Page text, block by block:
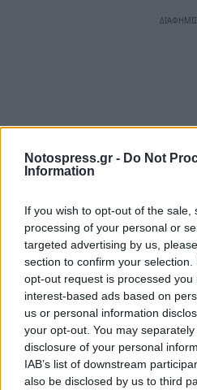
Notospress.gr - Do Not
Information
If you wish to opt-out of the
processing of your personal or
targeted advertising by us,
section to confirm your
opt-out request is processed you
interest-based ads based on
us or personal information
your opt-out. You may
disclosure of your personal
IAB’s list of downstream
also be disclosed by us to third